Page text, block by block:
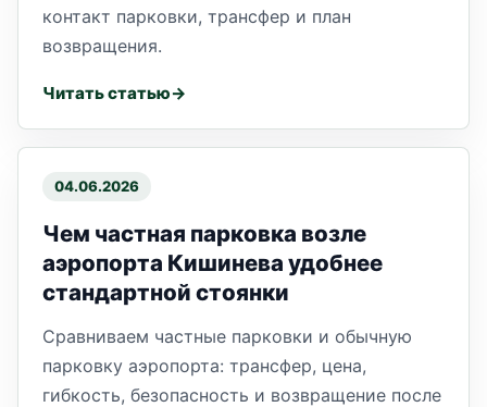
контакт парковки, трансфер и план
возвращения.
Читать статью
04.06.2026
Чем частная парковка возле
аэропорта Кишинева удобнее
стандартной стоянки
Сравниваем частные парковки и обычную
парковку аэропорта: трансфер, цена,
гибкость, безопасность и возвращение после